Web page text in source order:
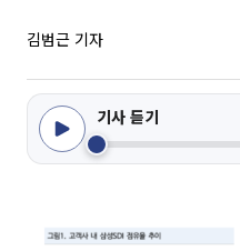
김범근 기자
기사 듣기